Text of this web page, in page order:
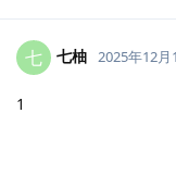
七 七柚 2025年12月
1